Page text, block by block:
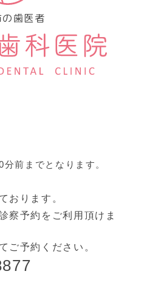
歯医者
前までとなります。
おります。
察予約をご利用頂けま
ご予約ください。